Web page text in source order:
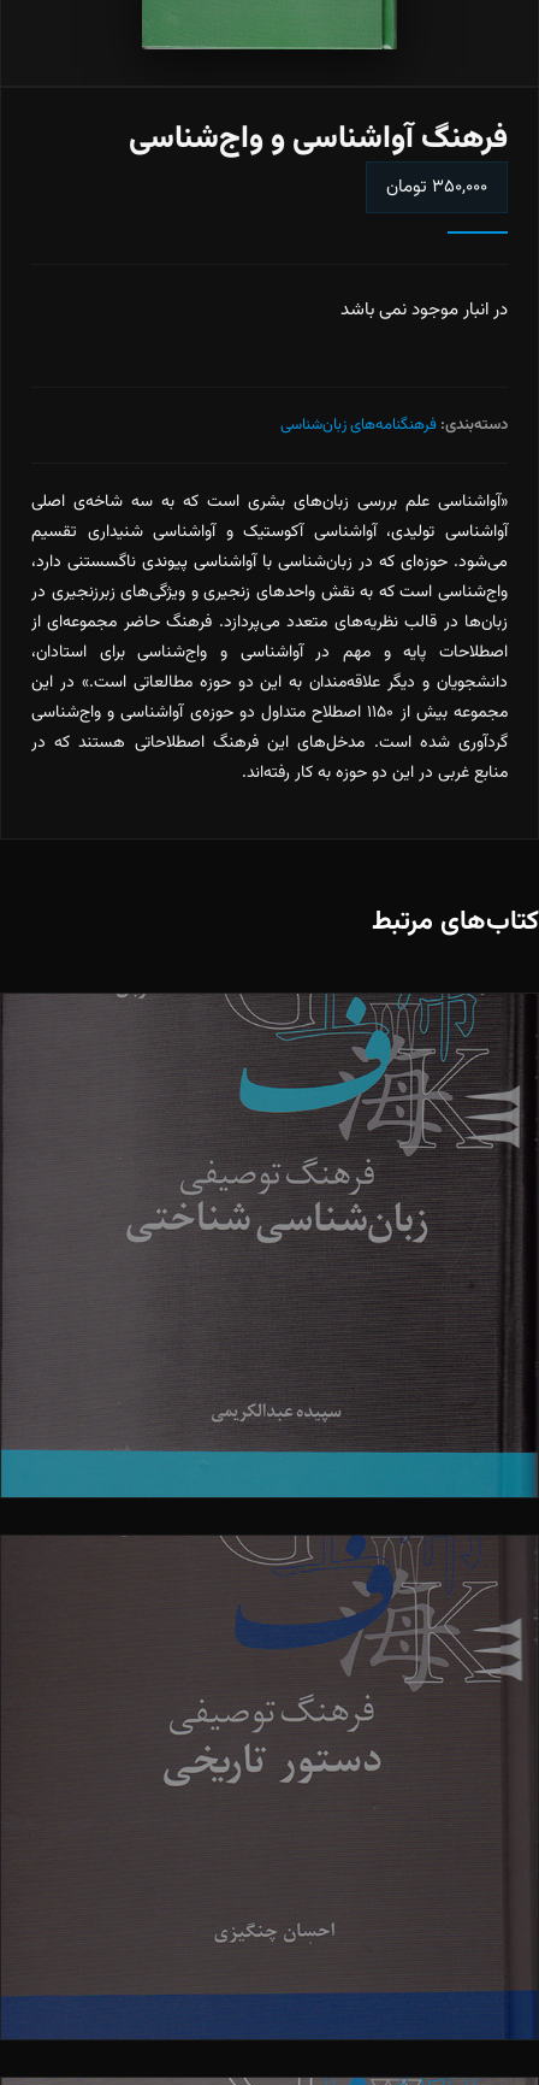
فرهنگ آواشناسی و واج‌شناسی
۳۵۰,۰۰۰ تومان
در انبار موجود نمی باشد
دسته‌بندی: فرهنگنامه‌های زبان‌شناسی
«آواشناسی علم بررسی زبان‌های بشری است که به سه شاخه‌ی اصلی
آواشناسی تولیدی، آواشناسی آکوستیک و آواشناسی شنیداری تقسیم
می‌شود. حوزه‌ای که در زبان‌شناسی با آواشناسی پیوندی ناگسستنی دارد،
واج‌شناسی است که به نقش واحدهای زنجیری و ویژگی‌های زبرزنجیری در
زبان‌ها در قالب نظریه‌های متعدد می‌پردازد. فرهنگ حاضر مجموعه‌ای از
اصطلاحات پایه و مهم در آواشناسی و واج‌شناسی برای استادان،
دانشجویان و دیگر علاقه‌مندان به این دو حوزه مطالعاتی است.» در این
مجموعه بیش از ۱۱۵۰ اصطلاح متداول دو حوزه‌ی آواشناسی و واج‌شناسی
گردآوری شده است. مدخل‌‌های این فرهنگ اصطلاحاتی هستند که در
منابع غربی در این دو حوزه‌ به کار رفته‌اند.
کتاب‌های مرتبط